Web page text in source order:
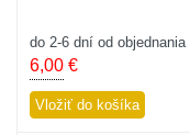
do 2-6 dní od objednania
6,00 €
Vložiť do košíka